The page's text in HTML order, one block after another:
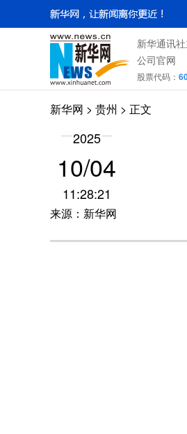
新华通讯
公司官网
股票代码：
新华网 > 贵州 > 正文
2025
10/04
11:28:21
来源：新华网